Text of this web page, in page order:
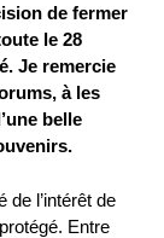
de fermer
le 28
Je remercie
à les
belle
de l’intérêt de
Entre